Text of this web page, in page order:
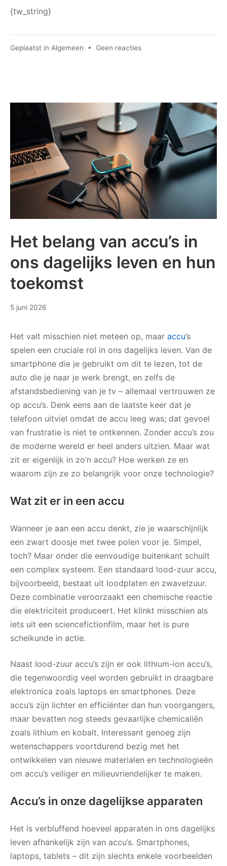
{tw_string}
Geplaatst in Algemeen • Geen reactiesop
kredieten
meer
Het belang van accu’s in
ons dagelijks leven en hun
toekomst
5 juni 202617
Het valt misschien niet meteen op, maar accu’s
spelen een cruciale rol in ons dagelijks leven. Van de
smartphone die je gebruikt om dit te lezen, tot de
auto die je naar je werk brengt, en zelfs de
afstandsbediening van je tv – allemaal vertrouwen ze
op accu’s. Denk eens aan de laatste keer dat je
telefoon uitviel omdat de accu leeg was; dat gevoel
van frustratie is niet te ontkennen. Zonder accu’s zou
de moderne wereld er heel anders uitzien. Maar wat
zit er eigenlijk in zo’n accu? Hoe werken ze en
waarom zijn ze zo belangrijk voor onze technologie?
Wat zit er in een accu
Wanneer je aan een accu denkt, zie je waarschijnlijk
een zwart doosje met twee polen voor je. Simpel,
toch? Maar onder die eenvoudige buitenkant schuilt
een complex systeem. Een standaard lood-zuur accu,
bijvoorbeeld, bestaat uit loodplaten en zwavelzuur.
Deze combinatie veroorzaakt een chemische reactie
die elektriciteit produceert. Het klinkt misschien als
iets uit een sciencefictionfilm, maar het is pure
scheikunde in actie.
Naast lood-zuur accu’s zijn er ook lithium-ion accu’s,
die tegenwoordig veel worden gebruikt in draagbare
elektronica zoals laptops en smartphones. Deze
accu’s zijn lichter en efficiënter dan hun voorgangers,
maar bevatten nog steeds gevaarlijke chemicaliën
zoals lithium en kobalt. Interessant genoeg zijn
wetenschappers voortdurend bezig met het
ontwikkelen van nieuwe materialen en technologieën
om accu’s veiliger en milieuvriendelijker te maken.
Accu’s in onze dagelijkse apparaten
Het is verbluffend hoeveel apparaten in ons dagelijks
leven afhankelijk zijn van accu’s. Smartphones,
laptops, tablets – dit zijn slechts enkele voorbeelden